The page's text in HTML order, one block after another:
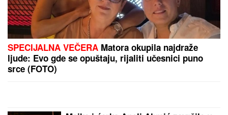
Svi misle da znaju kakvo je SUTOMORE, a zapravo
pamte mesto koje više ne postoji: Branka sa lica